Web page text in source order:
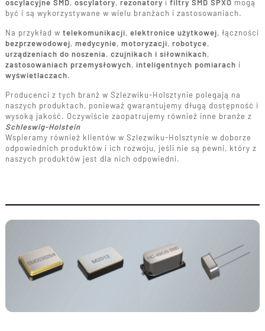
oscylacyjne SMD, oscylatory, rezonatory i filtry SMD SPXO mogą
być i są wykorzystywane w wielu branżach i zastosowaniach.
Na przykład w telekomunikacji, elektronice użytkowej, łączności
bezprzewodowej, medycynie, motoryzacji, robotyce,
urządzeniach do noszenia, czujnikach i siłownikach,
zastosowaniach przemysłowych, inteligentnych pomiarach i
wyświetlaczach.
Producenci z tych branż w Szlezwiku-Holsztynie polegają na
naszych produktach, ponieważ gwarantujemy długą dostępność i
wysoką jakość. Oczywiście zaopatrujemy również inne branże z
Schleswig-Holstein
Wspieramy również klientów w Szlezwiku-Holsztynie w doborze
odpowiednich produktów i ich rozwoju, jeśli nie są pewni, który z
naszych produktów jest dla nich odpowiedni.